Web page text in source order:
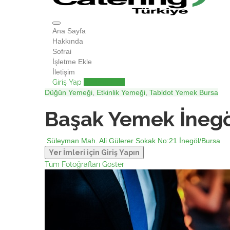
Ana Sayfa
Hakkında
Sofrai
İşletme Ekle
İletişim
Giriş Yap
Düğün Yemeği Etkinlik Yemeği Tabldot Yemek Bursa
Başak Yemek
Süleyman Mah. Ali Gülerer Sokak No:21 İnegöl/Bursa
Yer İmleri için Giriş Yapın
Tüm Fotoğrafları Göster